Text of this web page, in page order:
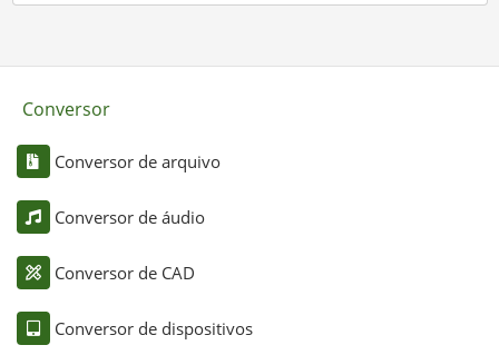
Conversor
Conversor de arquivo
Conversor de áudio
Conversor de CAD
Conversor de dispositivos